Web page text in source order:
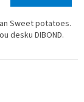
Sweet potatoes.
desku DIBOND.